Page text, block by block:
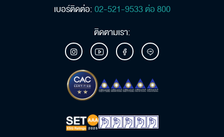
เบอร์ติดต่อ:02-521-9533 ต่อ 800
ติดตามเรา: